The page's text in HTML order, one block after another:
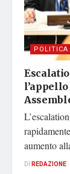
POLITICA
aumento
DI REDAZIONE